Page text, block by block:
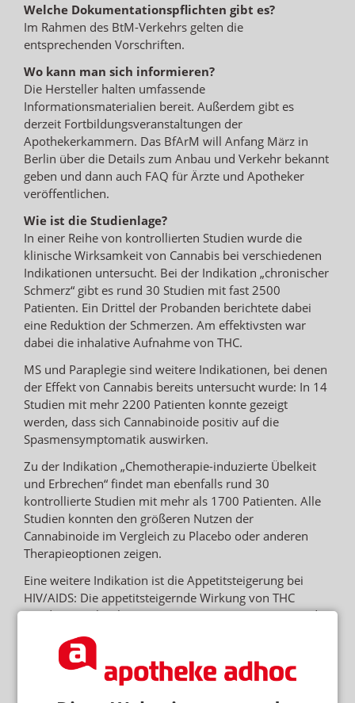
Welche Dokumentationspflichten gibt es?
Im Rahmen des BtM-Verkehrs gelten die
entsprechenden Vorschriften.
Wo kann man sich informieren?
Die Hersteller halten umfassende
Informationsmaterialien bereit. Außerdem gibt es
derzeit Fortbildungsveranstaltungen der
Apothekerkammern. Das BfArM will Anfang März in
Berlin über die Details zum Anbau und Verkehr bekannt
geben und dann auch FAQ für Ärzte und Apotheker
veröffentlichen.
Wie ist die Studienlage?
In einer Reihe von kontrollierten Studien wurde die
klinische Wirksamkeit von Cannabis bei verschiedenen
Indikationen untersucht. Bei der Indikation „chronischer
Schmerz“ gibt es rund 30 Studien mit fast 2500
Patienten. Ein Drittel der Probanden berichtete dabei
eine Reduktion der Schmerzen. Am effektivsten war
dabei die inhalative Aufnahme von THC.
MS und Paraplegie sind weitere Indikationen, bei denen
der Effekt von Cannabis bereits untersucht wurde: In 14
Studien mit mehr 2200 Patienten konnte gezeigt
werden, dass sich Cannabinoide positiv auf die
Spasmensymptomatik auswirken.
Zu der Indikation „Chemotherapie-induzierte Übelkeit
und Erbrechen“ findet man ebenfalls rund 30
kontrollierte Studien mit mehr als 1700 Patienten. Alle
Studien konnten den größeren Nutzen der
Cannabinoide im Vergleich zu Placebo oder anderen
Therapieoptionen zeigen.
Eine weitere Indikation ist die Appetitsteigerung bei
HIV/AIDS: Die appetitsteigernde Wirkung von THC
wurde an mehr als 250 Patienten gezeigt. Patienten, die
Gewicht zu als unter Placebo.
Wie viele Patienten kommen für eine Therapie in